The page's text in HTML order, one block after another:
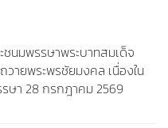
นมพรรษาพระบาทสมเด็จ
วายพระพรชัยมงคล เนื่องใน
ษา 28 กรกฎาคม 2569